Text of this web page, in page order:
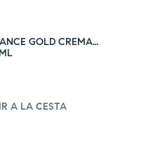
GOLD CREMA
A LA CESTA